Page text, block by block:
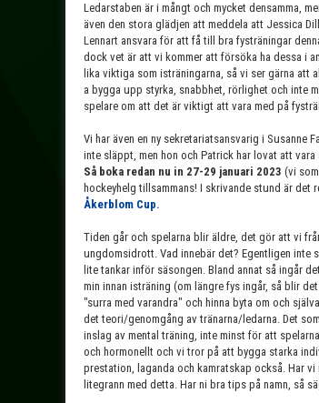
Ledarstaben är i mångt och mycket densamma,
även den stora glädjen att meddela att Jessica
Lennart ansvara för att få till bra fysträningar
dock vet är att vi kommer att försöka ha dessa i
lika viktiga som isträningarna, så vi ser gärna att
a bygga upp styrka, snabbhet, rörlighet och inte
spelare om att det är viktigt att vara med på
Vi har även en ny sekretariatsansvarig i Susanne
inte släppt, men hon och Patrick har lovat att vara
Så boka redan nu in 27-29 januari 2023 (vi
hockeyhelg tillsammans! I skrivande stund är det
Åkerblom Cup.
Tiden går och spelarna blir äldre, det gör att vi
ungdomsidrott. Vad innebär det? Egentligen inte
lite tankar inför säsongen. Bland annat så ingår
min innan isträning (om längre fys ingår, så blir
"surra med varandra" och hinna byta om och
det teori/genomgång av tränarna/ledarna. Det
inslag av mental träning, inte minst för att
och hormonellt och vi tror på att bygga starka
prestation, laganda och kamratskap också. Har
litegrann med detta. Har ni bra tips på namn, så